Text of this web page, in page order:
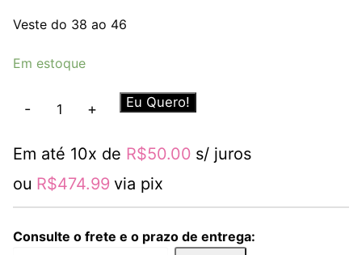
Veste do 38 ao 46
Em estoque
- + Eu Quero!
Em até 10x de R$50.00 s/ juros
ou R$474.99 via pix
Consulte o frete e o prazo de entrega: